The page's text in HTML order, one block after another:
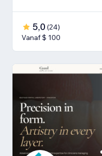
5,0 (24)
Vanaf $ 100